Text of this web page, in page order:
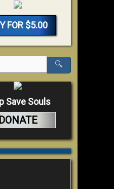
FOR $5.00
🔍
Save Souls
DONATE